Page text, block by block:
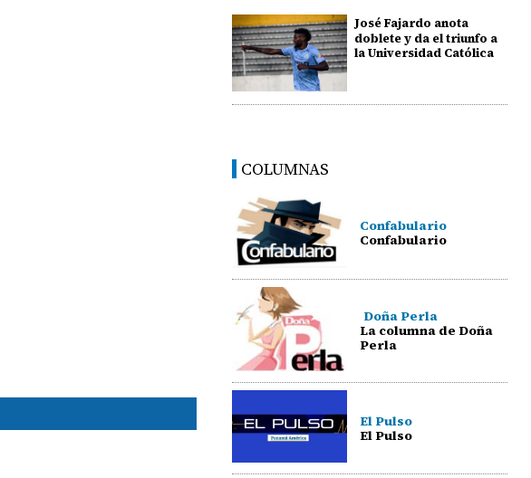
José Fajardo anota
doblete y da el triunfo a
la Universidad Católica
COLUMNAS
Confabulario
Confabulario
Doña Perla
La columna de Doña
Perla
El Pulso
El Pulso